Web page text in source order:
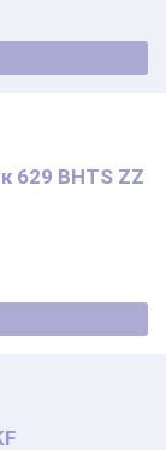
629 BHTS ZZ